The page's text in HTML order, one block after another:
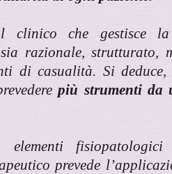
il clinico che gestisce
razionale, strutturato,
di casualità. Si
più strumenti da
elementi
prevede